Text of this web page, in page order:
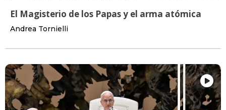
El Magisterio de los Papas y el arma atómica
Andrea Tornielli